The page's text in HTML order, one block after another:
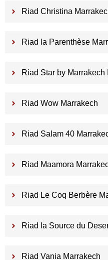
Riad Christina
Riad la Parenthèse
Riad Star by Marrakech
Riad Wow Marrakech
Riad Salam 40
Riad Maamora
Riad Le Coq Berbère
Riad la Source du
Riad Vania Marrakech